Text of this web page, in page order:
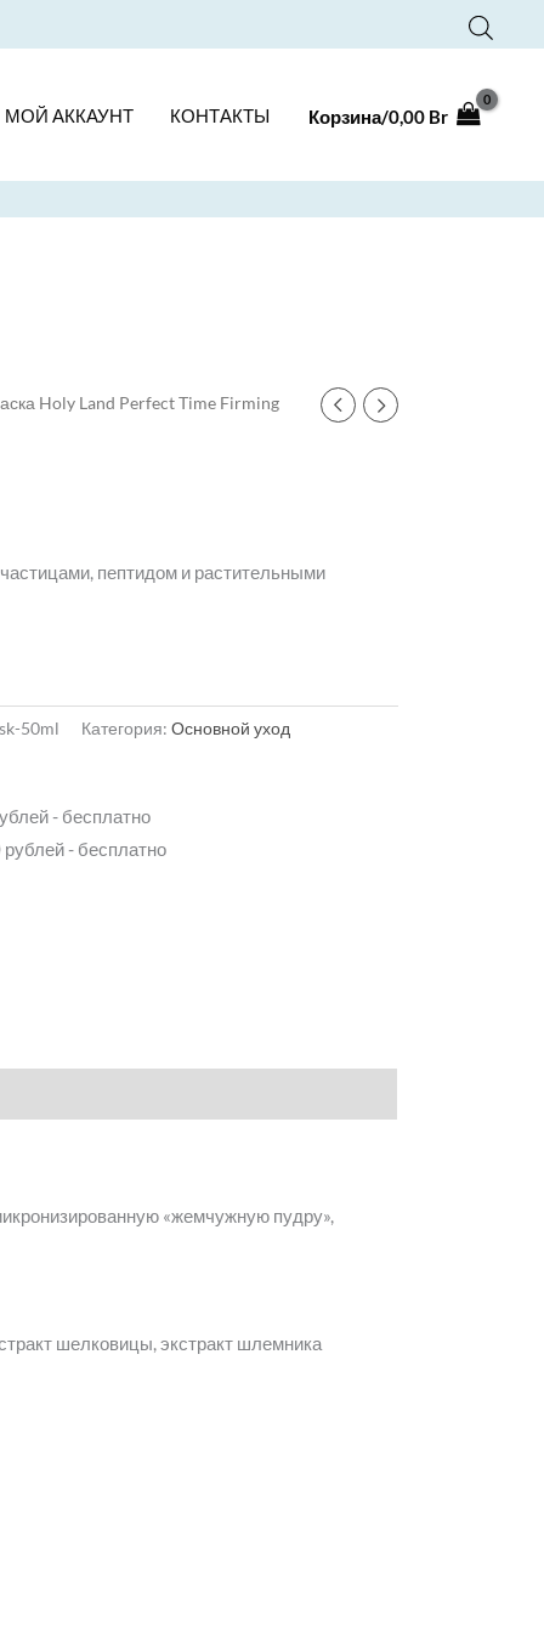
МОЙ АККАУНТ КОНТАКТЫ Корзина/0,00 Br
Holy Land Perfect Time Firming
пептидом и растительными
50ml Категория: Основной уход
- бесплатно
- бесплатно
«жемчужную пудру»,
шелковицы, экстракт шлемника